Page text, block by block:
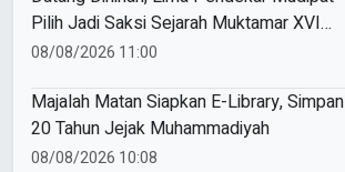
Pilih Jadi Saksi Sejarah Muktamar XVI
Tapak Suci
08/08/2026 11:00
Majalah Matan Siapkan E-Library, Simpan
20 Tahun Jejak Muhammadiyah
08/08/2026 10:08